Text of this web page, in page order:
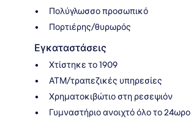
Πολύγλωσσο προσωπικό
Πορτιέρης/θυρωρός
Εγκαταστάσεις
Χτίστηκε το 1909
ΑΤΜ/τραπεζικές υπηρεσίες
Χρηματοκιβώτιο στη ρεσεψιόν
Γυμναστήριο ανοιχτό όλο το 24ωρο